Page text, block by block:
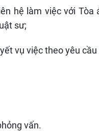
hệ làm việc với Tòa
uật sư;
vụ việc theo yêu cầu
vấn.